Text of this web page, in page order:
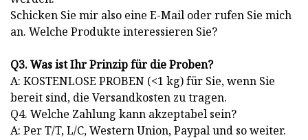
Schicken Sie mir also eine E-Mail oder rufen Sie mich
an. Welche Produkte interessieren Sie?
Q3. Was ist Ihr Prinzip für die Proben?
A: KOSTENLOSE PROBEN (<1 kg) für Sie, wenn Sie
bereit sind, die Versandkosten zu tragen.
Q4. Welche Zahlung kann akzeptabel sein?
A: Per T/T, L/C, Western Union, Paypal und so weiter.